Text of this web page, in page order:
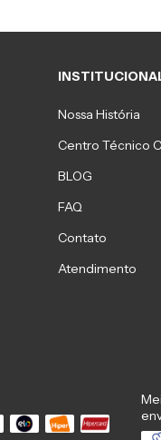
Nossa História
Centro Técnico
BLOG
FAQ
Contato
Atendimento